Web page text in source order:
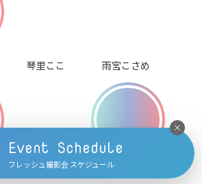
琴里ここ 雨宮こさめ
水瀬ことり
Event Schedule
フレッシュ撮影会 スケジュール